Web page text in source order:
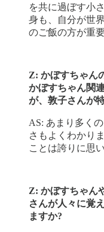
を共に過ぼす小
身も、自分が世
のご飯の方が重
Z: かぼすちゃん
かぼすちゃん関
が、敦子さんが
AS: あまり多く
さもよくわかり
ことは誇りに思い
Z: かぼすちゃん
さんが人々に覚
ますか?